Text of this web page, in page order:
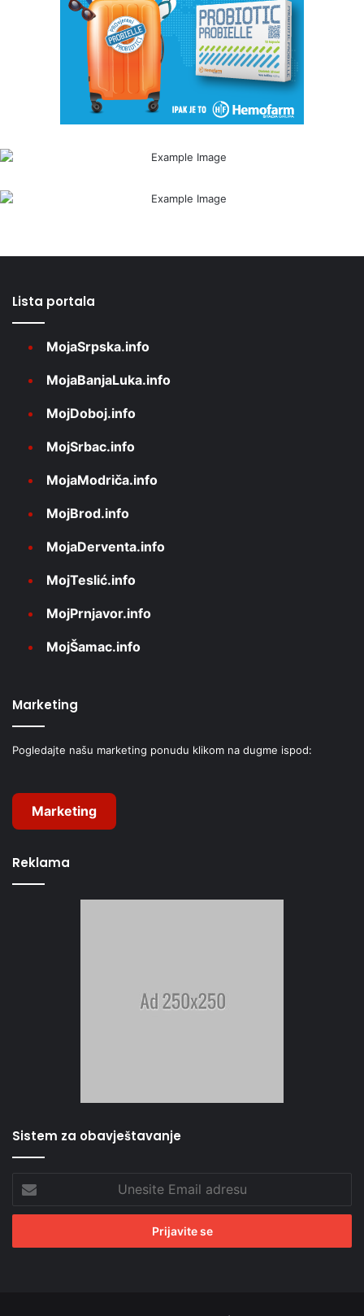
Lista portala
MojaSrpska.info
MojaBanjaLuka.info
MojDoboj.info
MojSrbac.info
MojaModriča.info
MojBrod.info
MojaDerventa.info
MojTeslić.info
MojPrnjavor.info
MojŠamac.info
Marketing
Pogledajte našu marketing ponudu klikom na dugme ispod:
Marketing
Reklama
Sistem za obavještavanje
Unesite
Email
adresu